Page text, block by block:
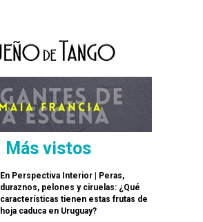
Más vistos
En Perspectiva Interior | Peras,
duraznos, pelones y ciruelas: ¿Qué
características tienen estas frutas de
hoja caduca en Uruguay?